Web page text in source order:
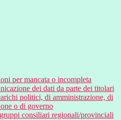
per mancata o incompleta
dei dati da parte dei titolari
politici, di amministrazione, di
o di governo
consiliari regionali/provinciali